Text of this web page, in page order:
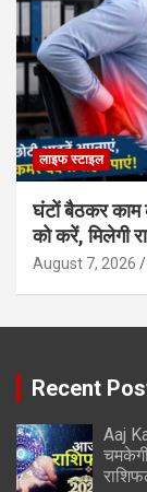
लाइफ स्टाइल
घंटों बैठकर काम
को करें, मिलेगी
August 7, 2026
Recent
Aaj